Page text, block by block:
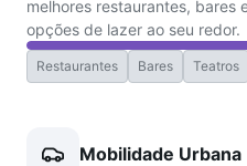
melhores restaurantes, bares
opções de lazer ao seu redor.
Restaurantes Bares Teatros
Mobilidade Urbana